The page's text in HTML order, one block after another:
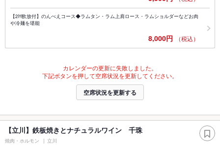
【2H飲放付】のんべえコース◆ラムタン・ラム上肩ロース・ラムショルダーなどお肉
や冷麺を堪能
8,000円 （税込）
カレンダーの更新に失敗しました。
下記ボタンを押して空席状況を更新してください。
空席状況を更新する
【立川】鉄板焼きとナチュラルワイン 千珠
焼肉・ホルモン 立川